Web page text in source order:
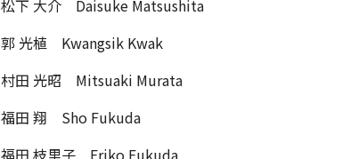
松下 大介 Daisuke Matsushita
郭 光植 Kwangsik Kwak
村田 光昭 Mitsuaki Murata
福田 翔 Sho Fukuda
福田 枝里子 Eriko Fukuda